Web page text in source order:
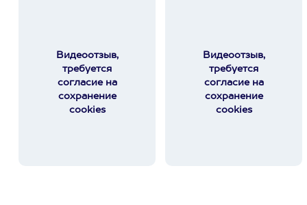
Видеоотзыв,
требуется
согласие на
сохранение
cookies
Видеоотзыв,
требуется
согласие на
сохранение
cookies